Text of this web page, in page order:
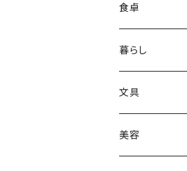
食卓
木地師・大蔵真
柴田雅光のうつ
泉田知香のうつ
暮らし
栗田実の桶
まねき猫 安藤
文具
美容